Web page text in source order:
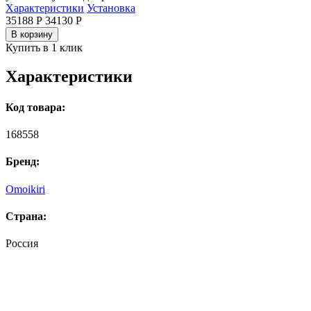
Характеристики Установка
35188 Р 34130 Р
В корзину
Купить в 1 клик
Характеристики
Код товара:
168558
Бренд:
Omoikiri
Страна:
Россия